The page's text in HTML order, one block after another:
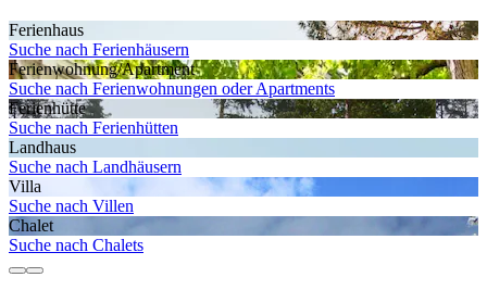
Ferienhaus
Suche nach Ferienhäusern
Ferienwohnung/Apartment
Suche nach Ferienwohnungen oder Apartments
Ferienhütte
Suche nach Ferienhütten
Landhaus
Suche nach Landhäusern
Villa
Suche nach Villen
Chalet
Suche nach Chalets